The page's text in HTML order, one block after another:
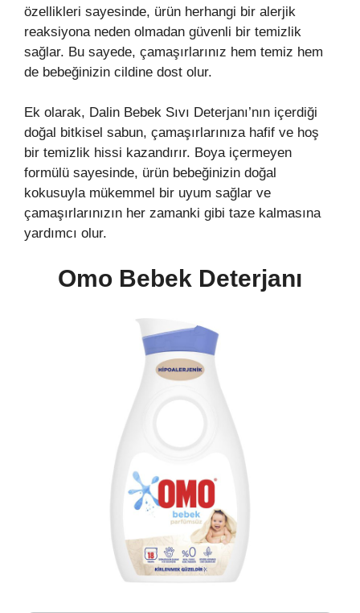
özellikleri sayesinde, ürün herhangi bir alerjik
reaksiyona neden olmadan güvenli bir temizlik
sağlar. Bu sayede, çamaşırlarınız hem temiz hem
de bebeğinizin cildine dost olur.
Ek olarak, Dalin Bebek Sıvı Deterjanı’nın içerdiği
doğal bitkisel sabun, çamaşırlarınıza hafif ve hoş
bir temizlik hissi kazandırır. Boya içermeyen
formülü sayesinde, ürün bebeğinizin doğal
kokusuyla mükemmel bir uyum sağlar ve
çamaşırlarınızın her zamanki gibi taze kalmasına
yardımcı olur.
Omo Bebek Deterjanı